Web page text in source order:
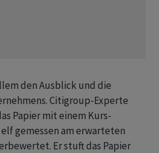
den Ausblick und die
Citigroup-Experte
Papier mit einem Kurs-
gemessen am erwarteten
Er stuft das Papier